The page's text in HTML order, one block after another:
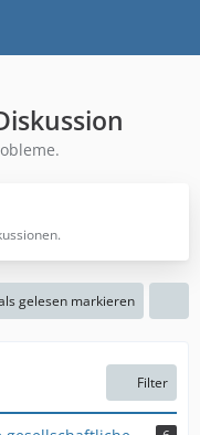
gelesen markieren
Filter